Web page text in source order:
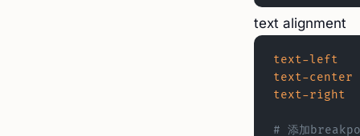
text alignment
text-left
text-center
text-right
# 添加